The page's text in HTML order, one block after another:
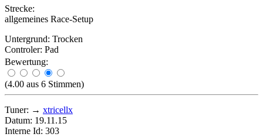
Strecke:
allgemeines Race-Setup
Untergrund: Trocken
Controler: Pad
Bewertung:
(4.00 aus 6 Stimmen)
Tuner: → xtricellx
Datum: 19.11.15
Interne Id: 303